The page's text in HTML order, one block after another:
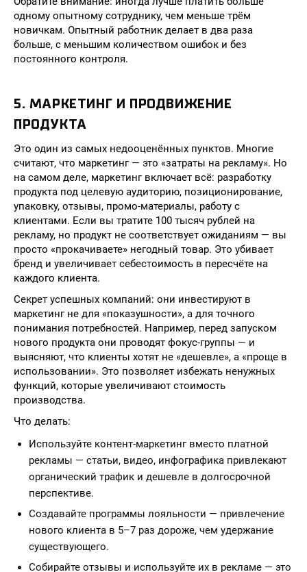
одному опытному сотруднику, чем меньше трём
новичкам. Опытный работник делает в два раза
больше, с меньшим количеством ошибок и без
постоянного контроля.
5. МАРКЕТИНГ И ПРОДВИЖЕНИЕ
ПРОДУКТА
Это один из самых недооценённых пунктов. Многие
считают, что маркетинг — это «затраты на рекламу». Но
на самом деле, маркетинг включает всё: разработку
продукта под целевую аудиторию, позиционирование,
упаковку, отзывы, промо-материалы, работу с
клиентами. Если вы тратите 100 тысяч рублей на
рекламу, но продукт не соответствует ожиданиям — вы
просто «прокачиваете» негодный товар. Это убивает
бренд и увеличивает себестоимость в пересчёте на
каждого клиента.
Секрет успешных компаний: они инвестируют в
маркетинг не для «показушности», а для точного
понимания потребностей. Например, перед запуском
нового продукта они проводят фокус-группы — и
выясняют, что клиенты хотят не «дешевле», а «проще в
использовании». Это позволяет избежать ненужных
функций, которые увеличивают стоимость
производства.
Что делать:
Используйте контент-маркетинг вместо платной
рекламы — статьи, видео, инфографика привлекают
органический трафик и дешевле в долгосрочной
перспективе.
Создавайте программы лояльности — привлечение
нового клиента в 5–7 раз дороже, чем удержание
существующего.
Собирайте отзывы и используйте их в рекламе — это